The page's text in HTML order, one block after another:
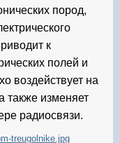
пород,
к
полей и
воздействует на
также изменяет
радиосвязи.